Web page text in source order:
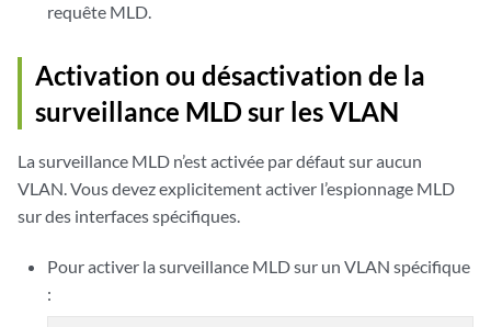
requête MLD.
Activation ou désactivation de la
surveillance MLD sur les VLAN
La surveillance MLD n’est activée par défaut sur aucun
VLAN. Vous devez explicitement activer l’espionnage MLD
sur des interfaces spécifiques.
Pour activer la surveillance MLD sur un VLAN spécifique
: